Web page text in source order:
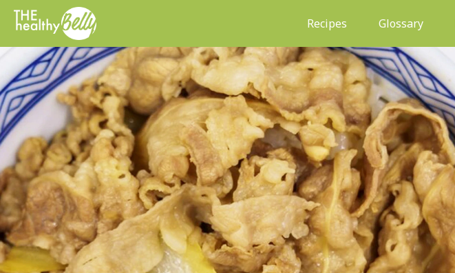
Recipes (current)Glossary